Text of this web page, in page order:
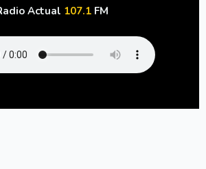
Actual 107.1 FM